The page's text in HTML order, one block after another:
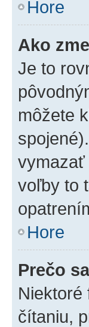
Hore
Ako
Je to
môžete
vymazať
voľby to
Hore
Prečo
Niektoré
čítaniu,